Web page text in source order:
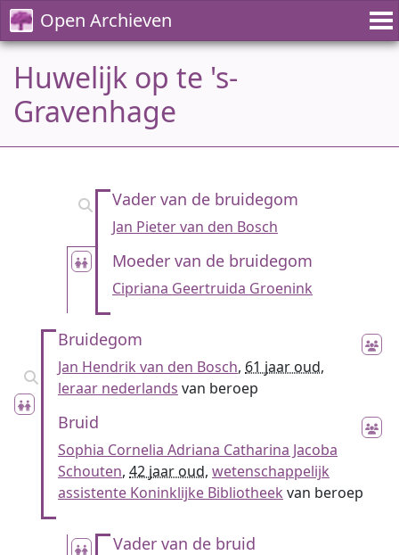
Open Archieven
Huwelijk op te 's-
Gravenhage
Vader van de bruidegom
Jan Pieter van den Bosch
Moeder van de bruidegom
Cipriana Geertruida Groenink
Bruidegom
Jan Hendrik van den Bosch, 61 jaar oud,
leraar nederlands van beroep
Bruid
Sophia Cornelia Adriana Catharina Jacoba
Schouten, 42 jaar oud, wetenschappelijk
assistente Koninklijke Bibliotheek van beroep
Vader van de bruid